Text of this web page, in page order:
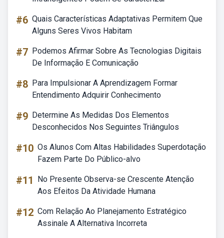
#6 Quais Características Adaptativas Permitem Que
Alguns Seres Vivos Habitam
#7 Podemos Afirmar Sobre As Tecnologias Digitais
De Informação E Comunicação
#8 Para Impulsionar A Aprendizagem Formar
Entendimento Adquirir Conhecimento
#9 Determine As Medidas Dos Elementos
Desconhecidos Nos Seguintes Triângulos
#10 Os Alunos Com Altas Habilidades Superdotação
Fazem Parte Do Público-alvo
#11
No Presente Observa-se Crescente Atenção
Aos Efeitos Da Atividade Humana
#12 Com Relação Ao Planejamento Estratégico
Assinale A Alternativa Incorreta